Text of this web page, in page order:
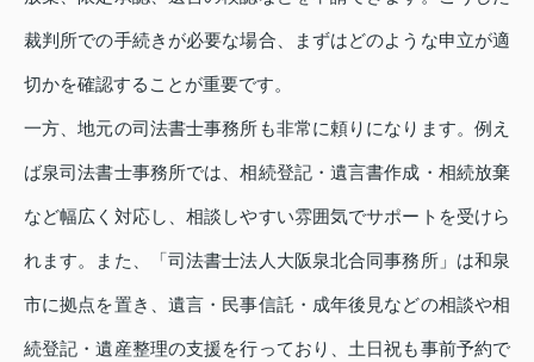
裁判所での手続きが必要な場合、まずはどのような申立が適
切かを確認することが重要です。
一方、地元の司法書士事務所も非常に頼りになります。例え
ば泉司法書士事務所では、相続登記・遺言書作成・相続放棄
など幅広く対応し、相談しやすい雰囲気でサポートを受けら
れます。また、「司法書士法人大阪泉北合同事務所」は和泉
市に拠点を置き、遺言・民事信託・成年後見などの相談や相
続登記・遺産整理の支援を行っており、土日祝も事前予約で